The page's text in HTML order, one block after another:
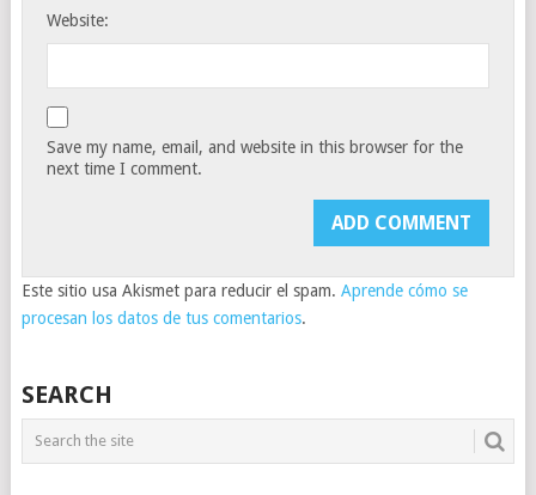
Website:
Save my name, email, and website in this browser for the
next time I comment.
Este sitio usa Akismet para reducir el spam. Aprende cómo se
procesan los datos de tus comentarios.
SEARCH